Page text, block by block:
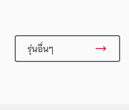
รุ่นอื่นๆ